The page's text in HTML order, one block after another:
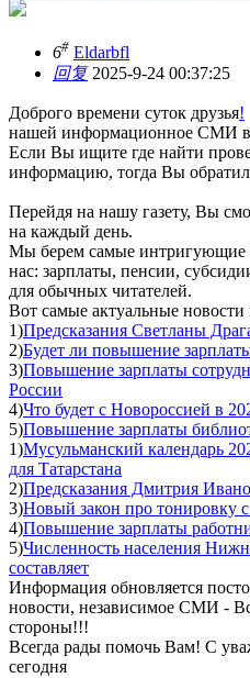
6# Eldarbfl
回复2025-9-24 00:37:25
Доброго времени суток друзья!
нашей информационное СМИ
Если Вы ищите где найти
информацию, тогда Вы
Перейдя на нашу газету, Вы
на каждый день.
Мы берем самые интригующие
нас: зарплаты, пенсии,
для обычных читателей.
Вот самые актуальные новости
1)Предсказания Светланы
2)Будет ли повышение
3)Повышение зарплаты
России
4)Что будет с Новороссией в
5)Повышение зарплаты
1)Мусульманский календарь
для Татарстана
2)Предсказания Дмитрия
3)Новый закон про тонировку
4)Повышение зарплаты
5)Численность населения
составляет
Информация обновляется
новости, независимое СМИ -
стороны!!!
Всегда рады помочь Вам! С
сегодня